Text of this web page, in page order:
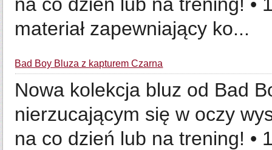
materiał zapewniający ko...
Bad Boy Bluza z kapturem Czarna
Nowa kolekcja bluz od Bad
nierzucającym się w oczy
na co dzień lub na trening! •